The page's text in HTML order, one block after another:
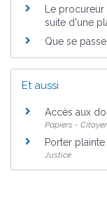
Le
suite d'une
Que se
Et aussi
Accès aux
Papiers -
Porter plainte
Justice